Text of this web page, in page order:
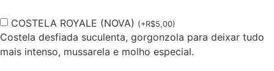
COSTELA ROYALE (NOVA) (+R$5,00)
Costela desfiada suculenta, gorgonzola para deixar tudo
mais intenso, mussarela e molho especial.